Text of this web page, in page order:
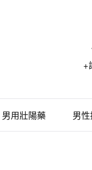
+
男用壯陽藥 男